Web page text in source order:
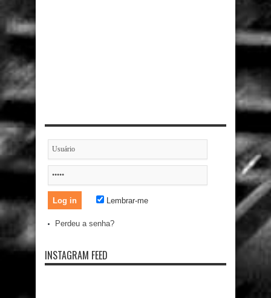
Lembrar-me
Perdeu a senha?
INSTAGRAM FEED